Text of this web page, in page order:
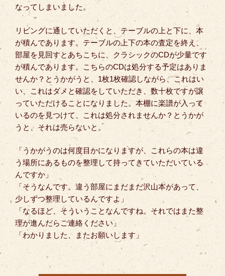
なってしまいました。
リビングに通していただくと、テーブルの上と下に、本
が積んであります。テーブルの上下の本の査定を終え、
部屋を見回すとあちこちに、クラシックのCDが少量です
が積んであります。こちらのCDは処分する予定はありま
せんか？とうかがうと、1枚1枚確認しながら、これはい
い、これはダメと確認をしていただき、数十枚ですが譲
っていただけることになりました。本棚に楽譜が入って
いるのを見つけて、これは処分されませんか？とうかが
うと、それは売らないと。
「うかがうのは何度目かになりますが、これらの本は違
う場所にあるものを整理して持ってきていただいている
んですか」
「そうなんです。違う部屋にまだまだ沢山本があって、
少しずつ整理しているんですよ」
「なるほど、そういうことなんですね。それではまた整
理が進んだらご連絡ください」
「わかりました、またお願いします」